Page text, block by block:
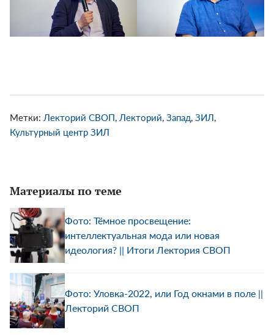
Метки: Лекторий СВОП, Лекторий, Запад, ЗИЛ,
Культурный центр ЗИЛ
Материалы по теме
Фото: Тёмное просвещение:
интеллектуальная мода или новая
идеология? || Итоги Лектория СВОП
Фото: Уловка-2022, или Год окнами в поле ||
Лекторий СВОП